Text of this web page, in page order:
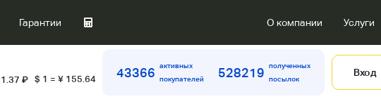
Гарантии О компании Услуги
₽ $ 1 = ¥ 155.64 43366
активных
покупателей
528219
полученных
посылок
Вход